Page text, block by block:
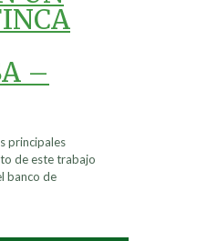
–
principales
de este trabajo
banco de